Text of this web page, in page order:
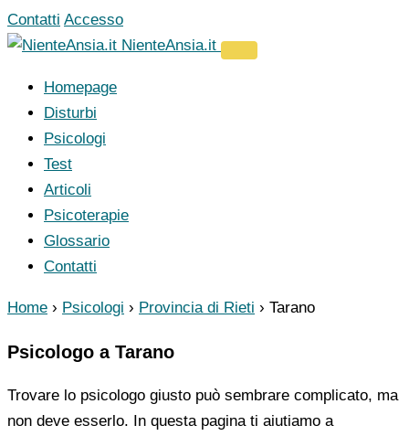
Vai
al
Contatti Accesso
NienteAnsia.it
Homepage
Disturbi
Psicologi
Test
Articoli
Psicoterapie
Glossario
Contatti
Home › Psicologi › Provincia di Rieti › Tarano
Psicologo a Tarano
Trovare lo psicologo giusto può sembrare complicato, ma
non deve esserlo. In questa pagina ti aiutiamo a